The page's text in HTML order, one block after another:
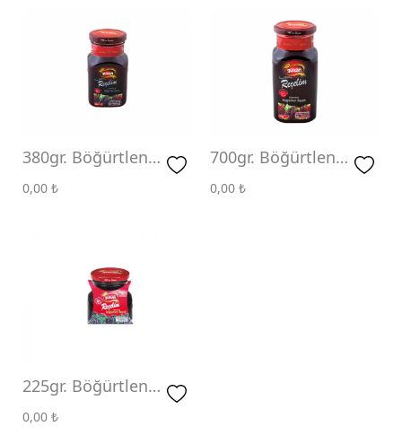
380gr. Böğürtlen
Reçeli
0,00 ₺
700gr. Böğürtlen
Reçeli
0,00 ₺
225gr. Böğürtlen
Reçeli
0,00 ₺